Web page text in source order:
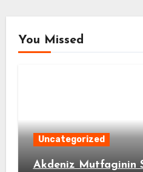
You Missed
Uncategorized
Akdeniz Mutfaginin